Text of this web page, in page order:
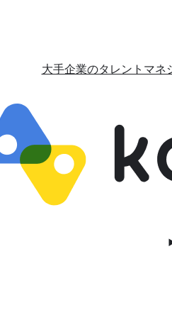
大手企業のタレントマネ